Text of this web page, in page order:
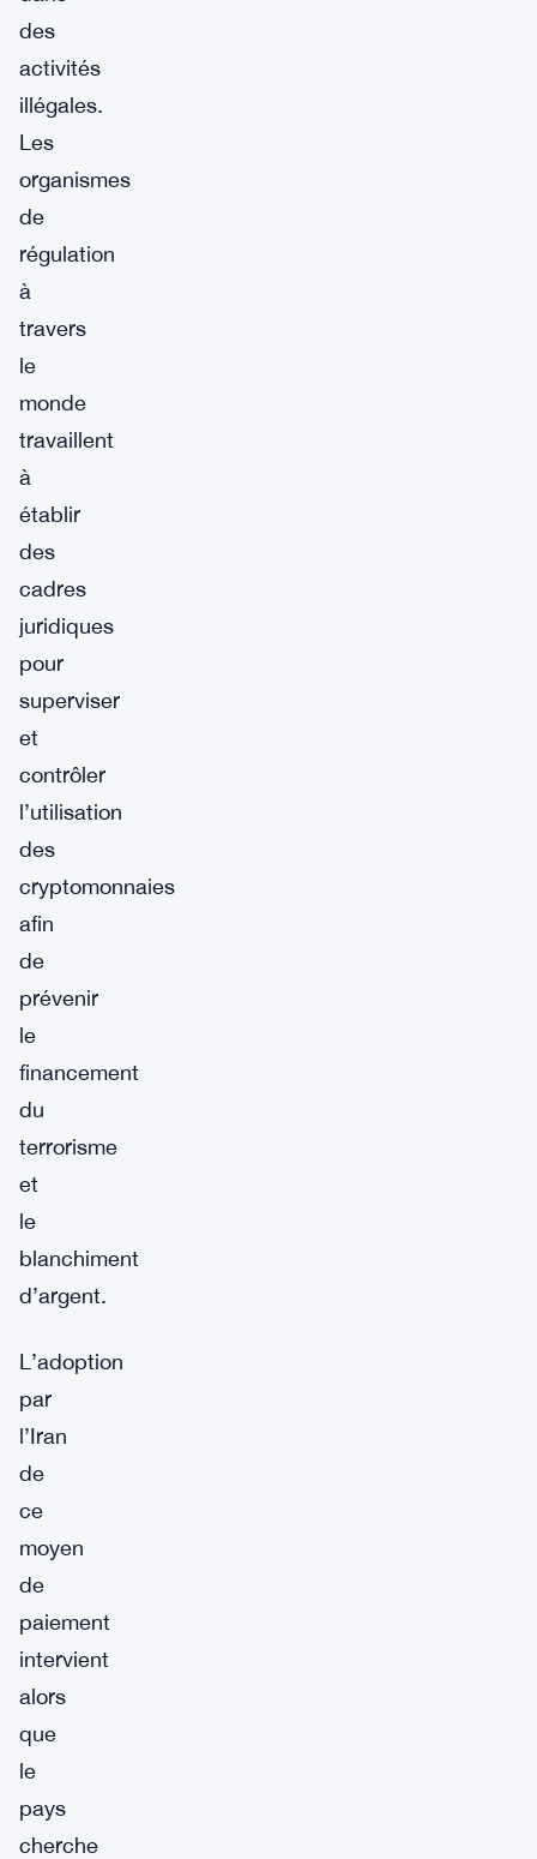
des
activités
illégales.
Les
organismes
de
régulation
à
travers
le
monde
travaillent
à
établir
des
cadres
juridiques
pour
superviser
et
contrôler
l’utilisation
des
cryptomonnaies
afin
de
prévenir
le
financement
du
terrorisme
et
le
blanchiment
d’argent.
L’adoption
par
l’Iran
de
ce
moyen
de
paiement
intervient
alors
que
le
pays
cherche